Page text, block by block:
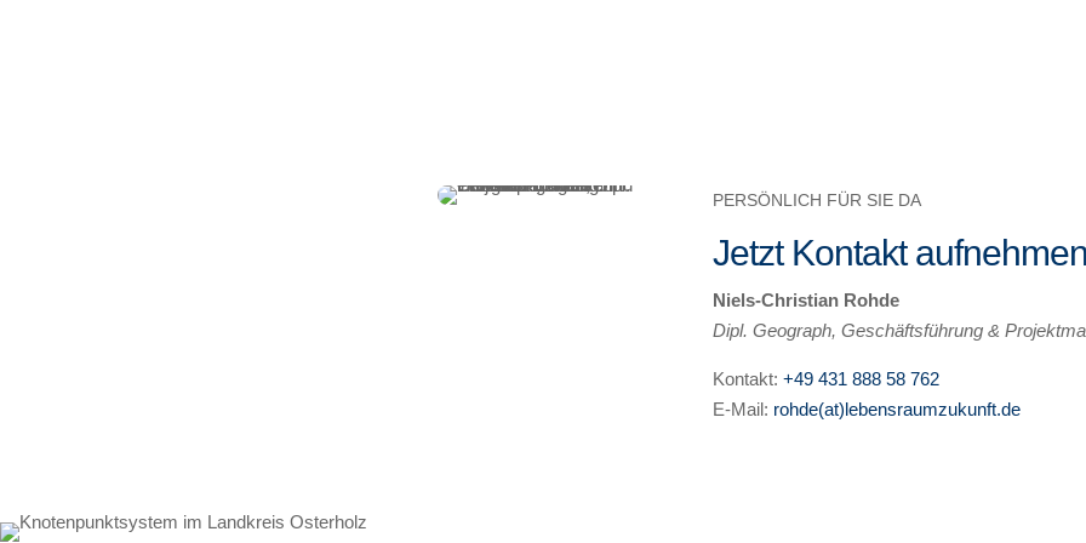
PERSÖNLICH FÜR SIE DA
Jetzt Kontakt aufnehmen
Niels-Christian Rohde
Dipl. Geograph, Geschäftsführung &
Kontakt:+49 431 888 58 762
E-Mail: rohde(at)lebensraumzukunft.de